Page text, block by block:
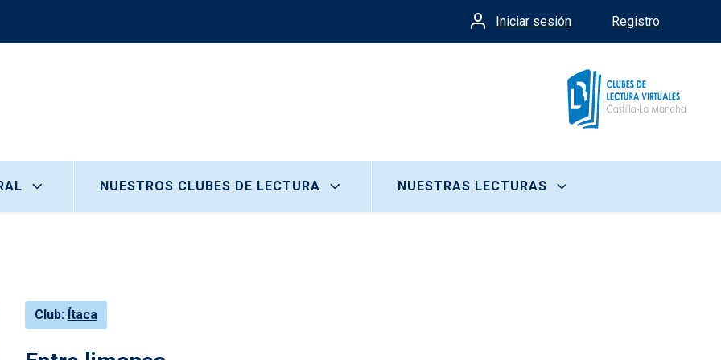
Menú de cuenta de
Iniciar sesión Registro
NUESTROS CLUBES DE LECTURA NUESTRAS LECTURAS
Club Ítaca